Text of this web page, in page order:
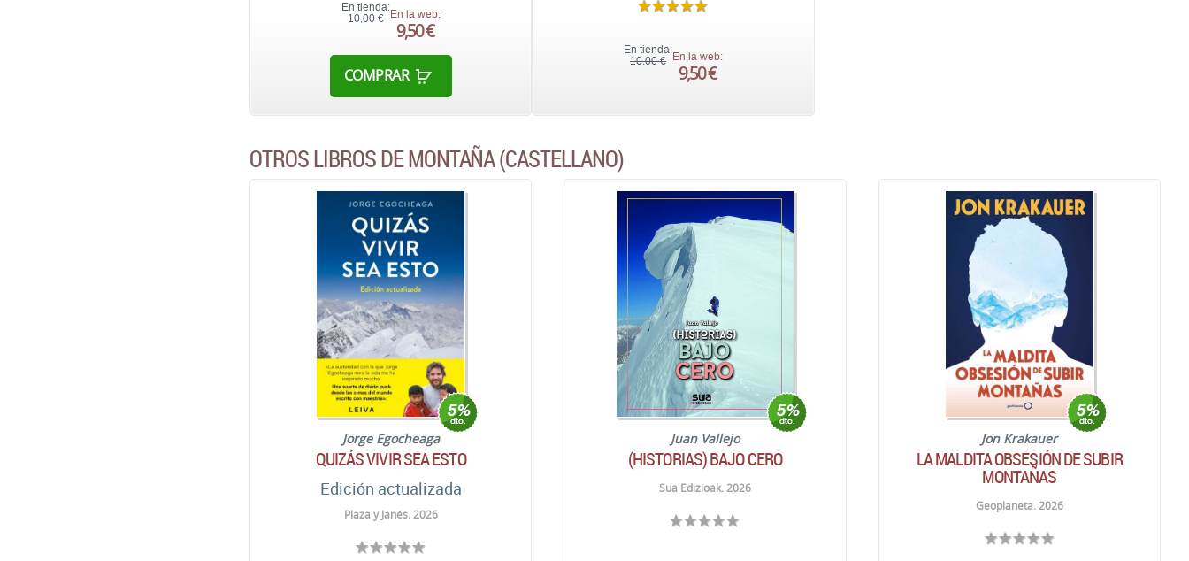
En tienda:
10,00 € En la web:
9,50 €
COMPRAR
En tienda:
10,00 € En la web:
9,50 €
OTROS LIBROS DE MONTAÑA (CASTELLANO)
Jorge Egocheaga
QUIZÁS VIVIR SEA ESTO
Edición actualizada
Plaza y Janés. 2026
Juan Vallejo
(HISTORIAS) BAJO CERO
Sua Edizioak. 2026
Jon Krakauer
LA MALDITA OBSESIÓN DE SUBIR
MONTAÑAS
Geoplaneta. 2026